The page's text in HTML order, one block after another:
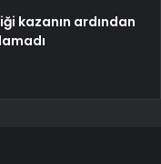
kazanın ardından